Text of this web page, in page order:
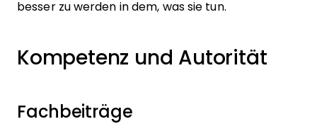
besser zu werden in dem, was sie tun.
Kompetenz und Autorität
Fachbeiträge